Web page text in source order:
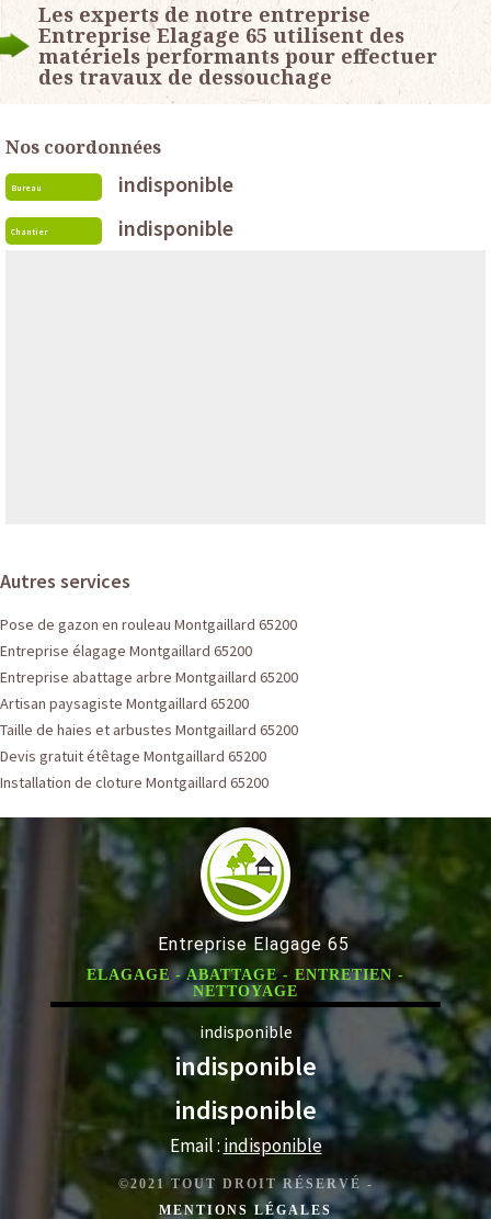
Les experts de notre entreprise
Entreprise Elagage 65 utilisent des
matériels performants pour effectuer
des travaux de dessouchage
Nos coordonnées
Bureau indisponible
Chantier indisponible
Autres services
Pose de gazon en rouleau Montgaillard 65200
Entreprise élagage Montgaillard 65200
Entreprise abattage arbre Montgaillard 65200
Artisan paysagiste Montgaillard 65200
Taille de haies et arbustes Montgaillard 65200
Devis gratuit étêtage Montgaillard 65200
Installation de cloture Montgaillard 65200
Entreprise Elagage 65
ELAGAGE - ABATTAGE - ENTRETIEN -
NETTOYAGE
indisponible
indisponible
indisponible
Email : indisponible
©2021 TOUT DROIT RÉSERVÉ -
MENTIONS LÉGALES